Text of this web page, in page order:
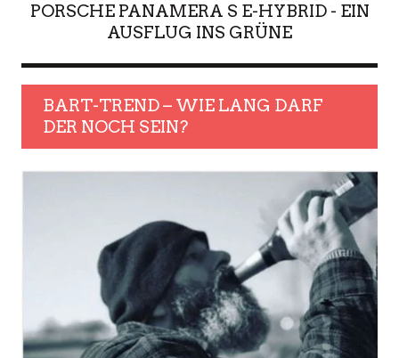
PORSCHE PANAMERA S E-HYBRID - EIN
AUSFLUG INS GRÜNE
BART-TREND – WIE LANG DARF
DER NOCH SEIN?